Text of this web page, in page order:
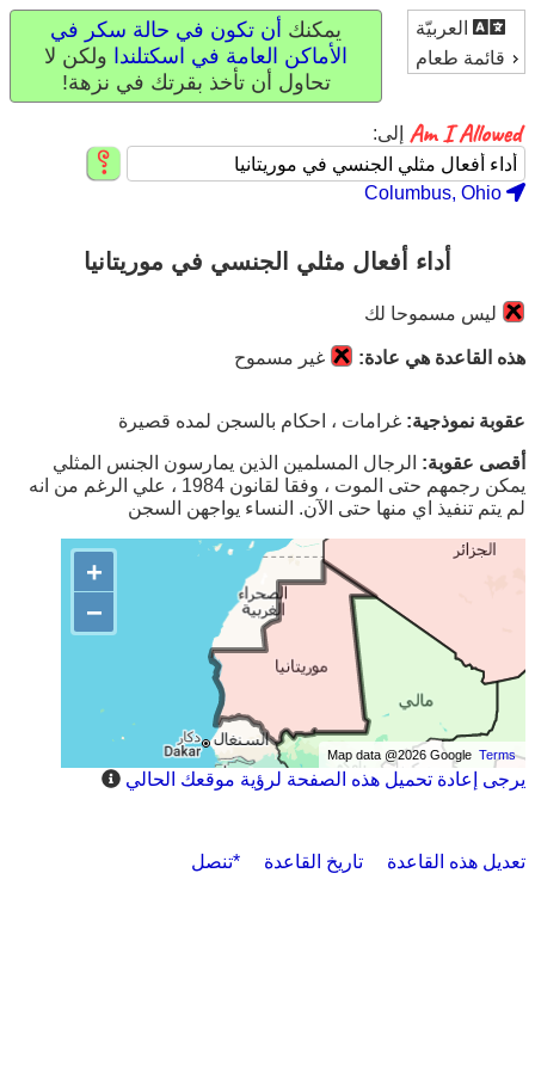
العربيّة
قائمة طعام
يمكنك أن تكون في حالة سكر في
الأماكن العامة في اسكتلندا ولكن لا
تحاول أن تأخذ بقرتك في نزهة!
إلى:
Columbus, Ohio
أداء أفعال مثلي الجنسي في موريتانيا
ليس مسموحا لك
هذه القاعدة هي عادة: غير مسموح
عقوبة نموذجية: غرامات ، احكام بالسجن لمده قصيرة
أقصى عقوبة: الرجال المسلمين الذين يمارسون الجنس المثلي
يمكن رجمهم حتى الموت ، وفقا لقانون 1984 ، علي الرغم من انه
لم يتم تنفيذ اي منها حتى الآن. النساء يواجهن السجن
+
−
Map data @2026 GoogleTerms
يرجى إعادة تحميل هذه الصفحة لرؤية موقعك الحالي
تعديل هذه القاعدة تاريخ القاعدة *تنصل